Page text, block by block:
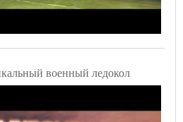
военный ледокол